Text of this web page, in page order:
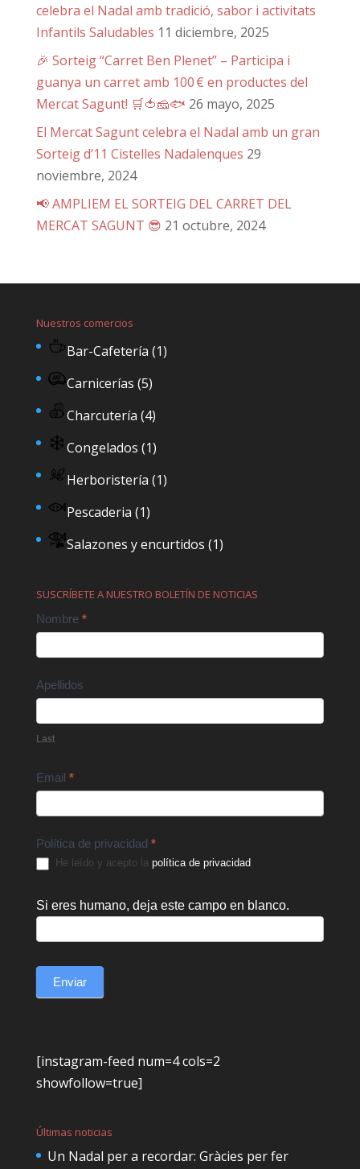
celebra el Nadal amb tradició, sabor i activitats
Infantils Saludables 11 diciembre, 2025
🎉 Sorteig “Carret Ben Plenet” – Participa i
guanya un carret amb 100 € en productes del
Mercat Sagunt! 🛒🍅🧀🐟 26 mayo, 2025
El Mercat Sagunt celebra el Nadal amb un gran
Sorteig d’11 Cistelles Nadalenques 29
noviembre, 2024
📢 AMPLIEM EL SORTEIG DEL CARRET DEL
MERCAT SAGUNT 😎 21 octubre, 2024
Nuestros comercios
Bar-Cafetería (1)
Carnicerías (5)
Charcutería (4)
Congelados (1)
Herboristería (1)
Pescaderia (1)
Salazones y encurtidos (1)
SUSCRÍBETE A NUESTRO BOLETÍN DE NOTICIAS
Contact
Nombre *
Apellidos
Last
Email *
Política de privacidad *
He leído y acepto la política de privacidad.
Si eres humano, deja este campo en blanco.
Enviar
[instagram-feed num=4 cols=2
showfollow=true]
Últimas noticias
Un Nadal per a recordar: Gràcies per fer